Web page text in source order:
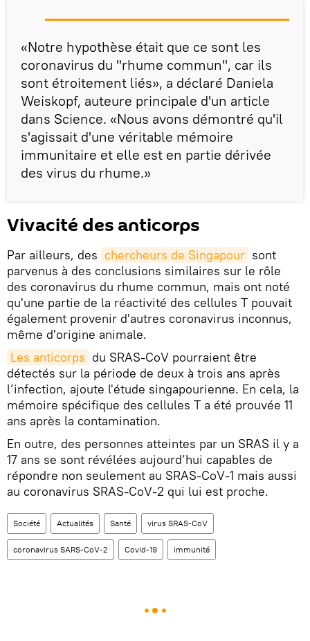
«Notre hypothèse était que ce sont les
coronavirus du "rhume commun", car ils
sont étroitement liés», a déclaré Daniela
Weiskopf, auteure principale d'un article
dans Science. «Nous avons démontré qu'il
s'agissait d'une véritable mémoire
immunitaire et elle est en partie dérivée
des virus du rhume.»
Vivacité des anticorps
Par ailleurs, des chercheurs de Singapour sont
parvenus à des conclusions similaires sur le rôle
des coronavirus du rhume commun, mais ont noté
qu'une partie de la réactivité des cellules T pouvait
également provenir d'autres coronavirus inconnus,
même d'origine animale.
Les anticorps du SRAS-CoV pourraient être
détectés sur la période de deux à trois ans après
l’infection, ajoute l'étude singapourienne. En cela, la
mémoire spécifique des cellules T a été prouvée 11
ans après la contamination.
En outre, des personnes atteintes par un SRAS il y a
17 ans se sont révélées aujourd’hui capables de
répondre non seulement au SRAS-CoV-1 mais aussi
au coronavirus SRAS-CoV-2 qui lui est proche.
Société Actualités Santé virus SRAS-CoV
coronavirus SARS-CoV-2 Covid-19 immunité